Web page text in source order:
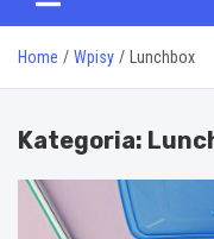
Home Wpisy Lunchbox
Kategoria: